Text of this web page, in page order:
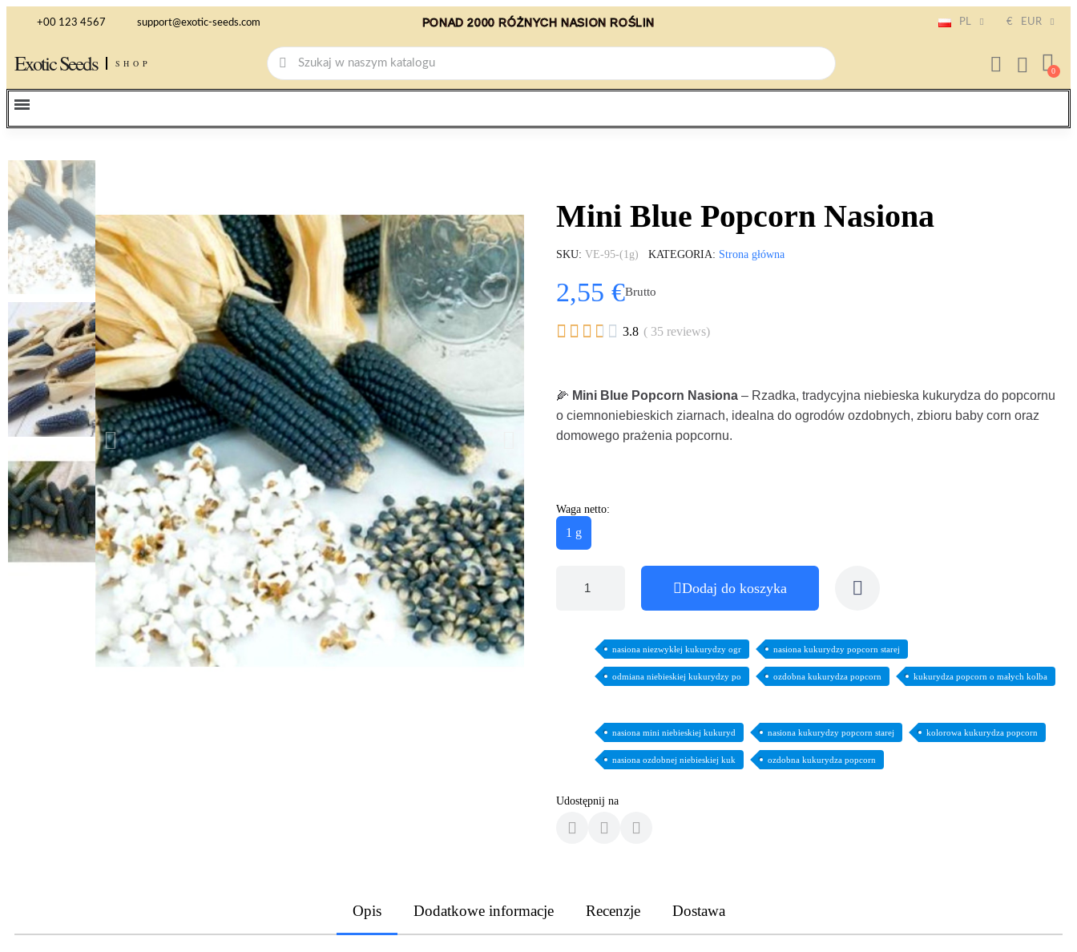
+00 123 4567 support@exotic-seeds.com PONAD 2000 RÓŻNYCH NASION ROŚLIN PL € EUR
Exotic Seeds SHOP
Mini Blue Popcorn Nasiona
SKU VE-95-(1g) KATEGORIA Strona główna
2,55 €Brutto
     3.8 ( 35 reviews)
🌽 Mini Blue Popcorn Nasiona – Rzadka, tradycyjna niebieska kukurydza do popcornu
o ciemnoniebieskich ziarnach, idealna do ogrodów ozdobnych, zbioru baby corn oraz
domowego prażenia popcornu.
Waga netto:
1 g
Dodaj do koszyka
nasiona niezwykłej kukurydzy ogr nasiona kukurydzy popcorn starej
odmiana niebieskiej kukurydzy po ozdobna kukurydza popcorn kukurydza popcorn o małych kolba
nasiona mini niebieskiej kukuryd nasiona kukurydzy popcorn starej kolorowa kukurydza popcorn
nasiona ozdobnej niebieskiej kuk ozdobna kukurydza popcorn
Udostępnij na
Opis Dodatkowe informacje Recenzje Dostawa